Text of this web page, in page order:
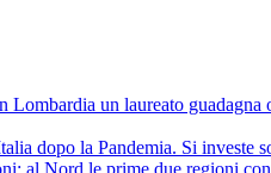
un laureato
dopo la Pandemia. Si